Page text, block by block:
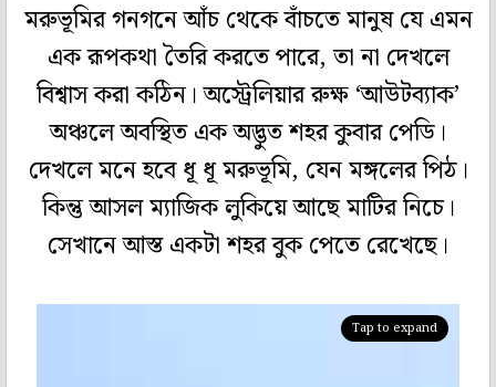
মরুভূমির গনগনে আঁচ থেকে বাঁচতে মানুষ যে এমন
এক রূপকথা তৈরি করতে পারে, তা না দেখলে
বিশ্বাস করা কঠিন। অস্ট্রেলিয়ার রুক্ষ ‘আউটব্যাক’
অঞ্চলে অবস্থিত এক অদ্ভুত শহর কুবার পেডি।
দেখলে মনে হবে ধূ ধূ মরুভূমি, যেন মঙ্গলের পিঠ।
কিন্তু আসল ম্যাজিক লুকিয়ে আছে মাটির নিচে।
সেখানে আস্ত একটা শহর বুক পেতে রেখেছে।
Tap to expand